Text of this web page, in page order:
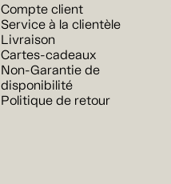
Compte client
Service à la clientèle
Livraison
Cartes-cadeaux
Non-Garantie de
disponibilité
Politique de retour